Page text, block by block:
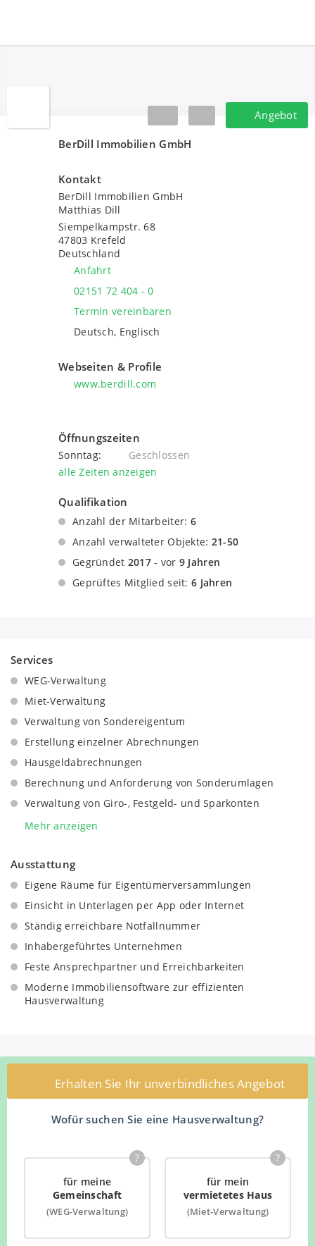
Angebot
BerDill Immobilien GmbH
Kontakt
BerDill Immobilien GmbH
Matthias Dill
Siempelkampstr. 68
47803 Krefeld
Deutschland
Anfahrt
02151 72 404 - 0
Termin vereinbaren
Deutsch, Englisch
Webseiten & Profile
www.berdill.com
Öffnungszeiten
Sonntag:
Geschlossen
alle Zeiten anzeigen
Qualifikation
Anzahl der Mitarbeiter: 6
Anzahl verwalteter Objekte: 21-50
Gegründet 2017- vor 9 Jahren
Geprüftes Mitglied seit: 6 Jahren
Services
WEG-Verwaltung
Miet-Verwaltung
Verwaltung von Sondereigentum
Erstellung einzelner Abrechnungen
Hausgeldabrechnungen
Berechnung und Anforderung von Sonderumlagen
Verwaltung von Giro-, Festgeld- und Sparkonten
Erstellung von Versicherungsabrechnungen
Erstellung und Verteilung von Rundschreiben und
Aushängen
Mieterfindung und Vermietung
Kooperation bei Wohnungsverkäufen
Einholung mehrerer Angebote für Dienstleistungen
Handwerkerpool mit erfahrenen Handwerksbetrieben
Kooperationen mit Versicherungsunternehmen
Kooperationen mit Messdienstleistern
Eigentümerversammlungen mit Beiräten und
interessierten Eigentümern
Aufbereitung von Unterlagen für
Eigentümerversammlungen
Zeitnaher Versand übersichtlicher und
Eigentümerversammlungen
Regelmäßige Begehungen des Objektes zur Ermittlung
des Instandhaltungsbedarfs
Instandhaltungsplanung mit entsprechender
Prioritätenliste
Verhandlung und Abschluss von Wartungsverträgen
Mehr anzeigen
Ausstattung
Eigene Räume für Eigentümerversammlungen
Einsicht in Unterlagen per App oder Internet
Ständig erreichbare Notfallnummer
Inhabergeführtes Unternehmen
Feste Ansprechpartner und Erreichbarkeiten
Moderne Immobiliensoftware zur effizienten
Hausverwaltung
Erhalten Sie Ihr unverbindliches Angebot
Wofür suchen Sie eine Hausverwaltung?
für meine
Gemeinschaft
(WEG-Verwaltung)
?
für mein
vermietetes Haus
(Miet-Verwaltung)
?